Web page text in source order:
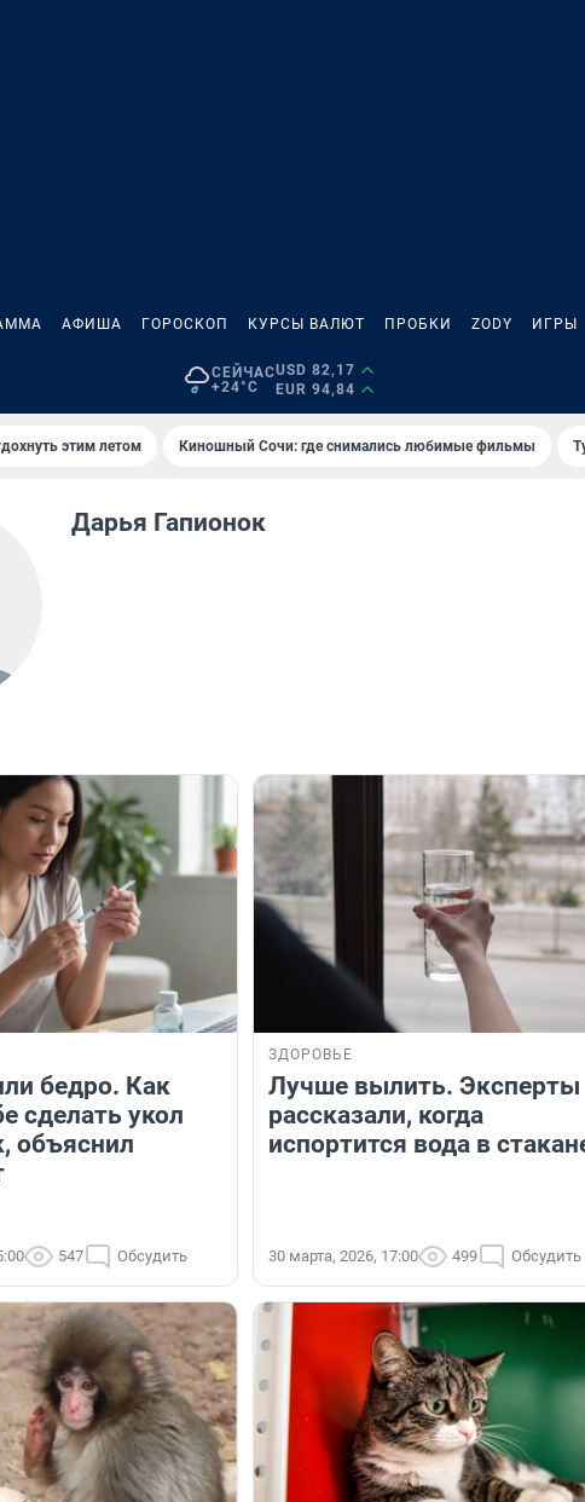
АФИША ГОРОСКОП КУРСЫ ВАЛЮТ ПРОБКИ ZODY ИГРЫ
СЕЙЧАС
+24°C
USD 82,17
EUR 94,84
этим летом Киношный Сочи: где снимались любимые фильмы
Дарья Гапионок
бедро. Как
сделать укол
объяснил
547 Обсудить
ЗДОРОВЬЕ
Лучше вылить. Эксперты
рассказали, когда
испортится вода в
30 марта, 2026, 17:00 499 Обсудить